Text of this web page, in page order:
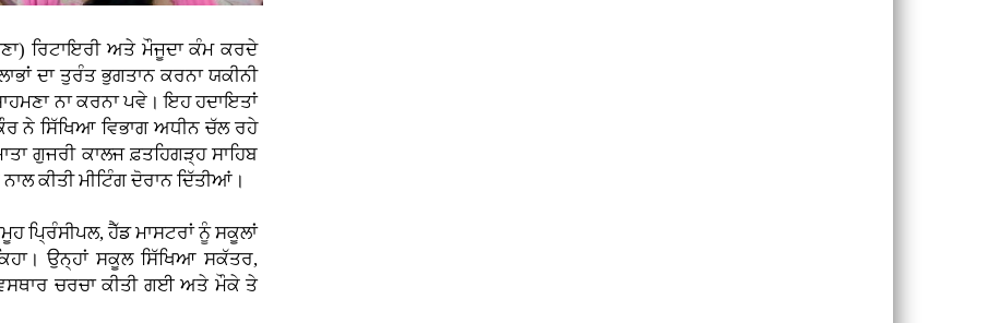
ਰਿਟਾਇਰੀ ਅਤੇ ਮੌਜੂਦਾ ਕੰਮ ਕਰਦੇ
ਦਾ ਤੁਰੰਤ ਭੁਗਤਾਨ ਕਰਨਾ ਯਕੀਨੀ
ਨਾ ਕਰਨਾ ਪਵੇ। ਇਹ ਹਦਾਇਤਾਂ
ਨੇ ਸਿੱਖਿਆ ਵਿਭਾਗ ਅਧੀਨ ਚੱਲ ਰਹੇ
ਗੁਜਰੀ ਕਾਲਜ ਫ਼ਤਹਿਗੜ੍ਹ ਸਾਹਿਬ
ਕੀਤੀ ਮੀਟਿੰਗ ਦੋਰਾਨ ਦਿੱਤੀਆਂ।
ਪ੍ਰਿੰਸੀਪਲ, ਹੈੱਡ ਮਾਸਟਰਾਂ ਨੂੰ ਸਕੂਲਾਂ
ਉਨ੍ਹਾਂ ਸਕੂਲ ਸਿੱਖਿਆ ਸਕੱਤਰ,
ਚਰਚਾ ਕੀਤੀ ਗਈ ਅਤੇ ਮੌਕੇ ਤੇ